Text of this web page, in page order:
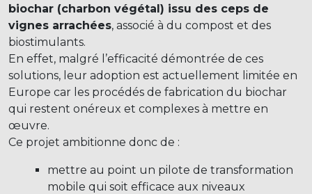
biochar (charbon végétal) issu des ceps de
vignes arrachées, associé à du compost et des
biostimulants.
En effet, malgré l’efficacité démontrée de ces
solutions, leur adoption est actuellement limitée en
Europe car les procédés de fabrication du biochar
qui restent onéreux et complexes à mettre en
œuvre.
Ce projet ambitionne donc de :
mettre au point un pilote de transformation
mobile qui soit efficace aux niveaux